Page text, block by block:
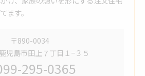
ます。
〒890-0034
児島市田上７丁目１−３５
295-0365